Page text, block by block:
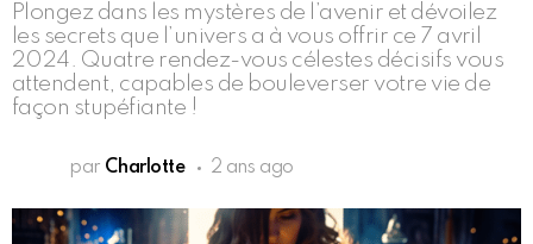
Plongez dans les mystères de l’avenir et dévoilez
les secrets que l’univers a à vous offrir ce 7 avril
2024. Quatre rendez-vous célestes décisifs vous
attendent, capables de bouleverser votre vie de
façon stupéfiante !
par Charlotte 2 ans ago